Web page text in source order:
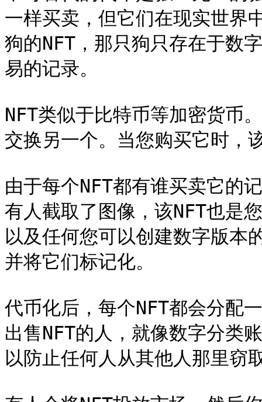
一样买卖，但它们在现实世界
狗的NFT，那只狗只存在于数
易的记录。
NFT类似于比特币等加密货币
交换另一个。当您购买它时，
由于每个NFT都有谁买卖它的
有人截取了图像，该NFT也是
以及任何您可以创建数字版本
并将它们标记化。
代币化后，每个NFT都会分配
出售NFT的人，就像数字分类
以防止任何人从其他人那里窃